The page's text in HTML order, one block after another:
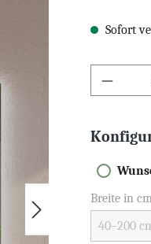
Sofort
Breite in